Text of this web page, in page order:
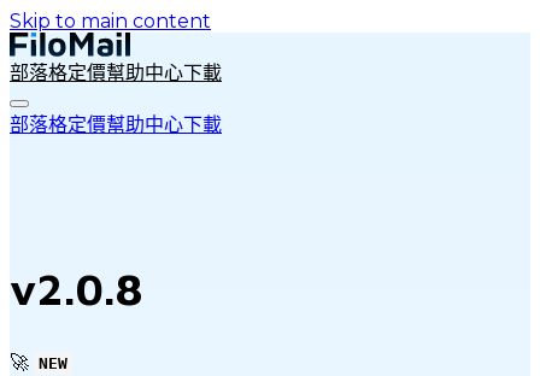
Skip to main content
部落格定價幫助中心下載
部落格定價幫助中心下載
v2.0.8
🚀 NEW